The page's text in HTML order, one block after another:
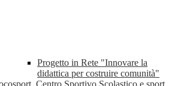
Progetto in Rete "Innovare la
didattica per costruire comunità"